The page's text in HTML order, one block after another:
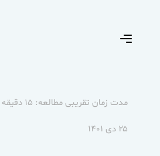
مدت زمان تقریبی مطالعه: ۱۵ دقیقه
۲۵ دی ۱۴۰۱